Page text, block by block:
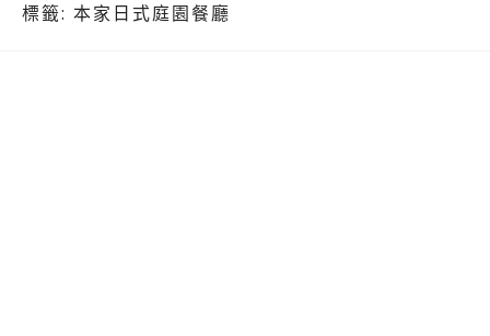
標籤: 本家日式庭園餐廳